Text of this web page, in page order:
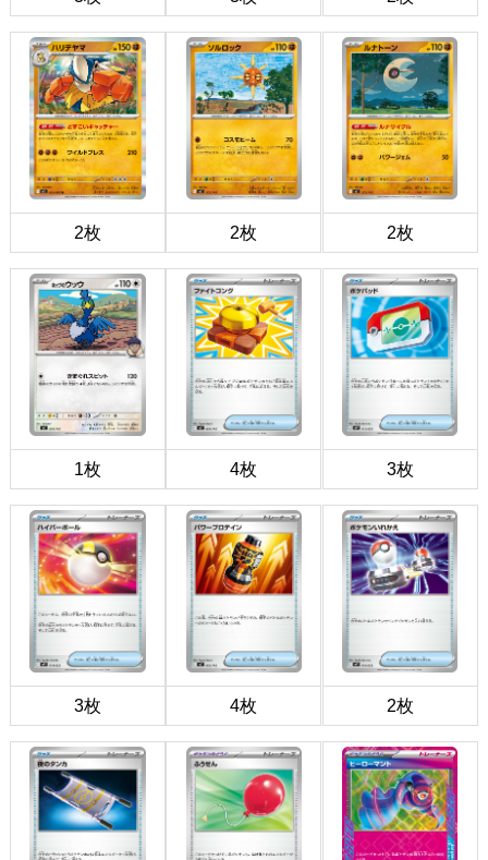
2枚 2枚 2枚
1枚 4枚 3枚
3枚 4枚 2枚